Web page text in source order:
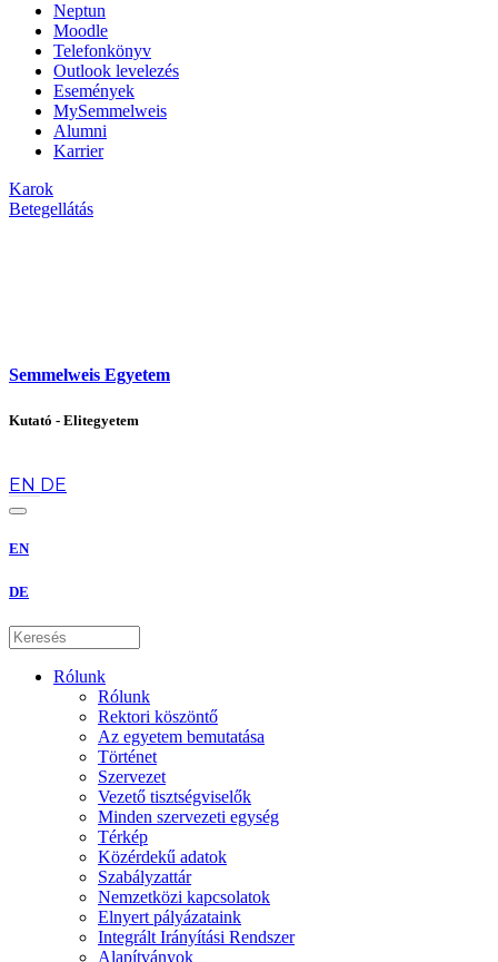
Neptun
Moodle
Telefonkönyv
Outlook levelezés
Események
MySemmelweis
Alumni
Karrier
Karok
Betegellátás
Semmelweis Egyetem
Kutató - Elitegyetem
EN DE
EN
DE
Rólunk
Rólunk
Rektori köszöntő
Az egyetem bemutatása
Történet
Szervezet
Vezető tisztségviselők
Minden szervezeti egység
Térkép
Közérdekű adatok
Szabályzattár
Nemzetközi kapcsolatok
Elnyert pályázataink
Integrált Irányítási Rendszer
Alapítványok